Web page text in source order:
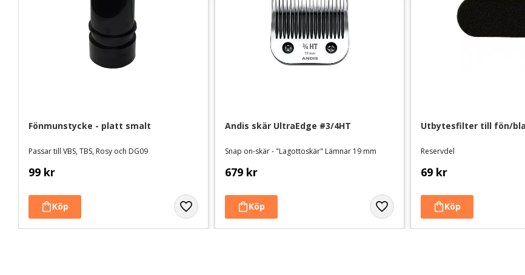
Fönmunstycke - platt smalt
Passar till VBS, TBS, Rosy och DG09
99 kr
Andis skär UltraEdge #3/4HT
Snap on-skär - "Lagottoskär" Lämnar 19 mm
679 kr
Utbytesfilter till fön/
Reservdel
69 kr